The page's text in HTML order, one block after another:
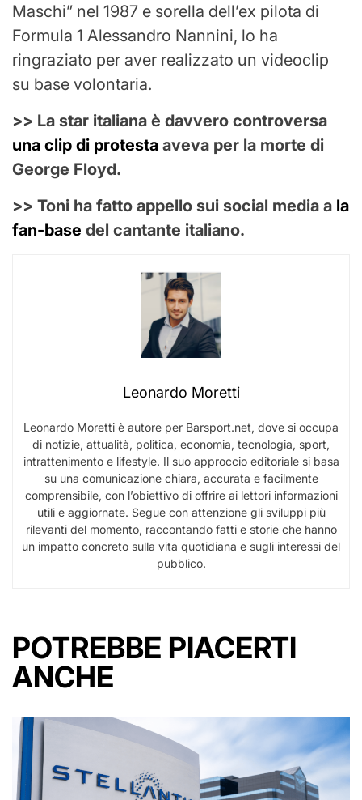
Maschi” nel 1987 e sorella dell’ex pilota di
Formula 1 Alessandro Nannini, lo ha
ringraziato per aver realizzato un videoclip
su base volontaria.
>> La star italiana è davvero controversa
una clip di protesta aveva per la morte di
George Floyd.
>> Toni ha fatto appello sui social media a la
fan-base del cantante italiano.
Leonardo Moretti
Leonardo Moretti è autore per Barsport.net, dove si occupa
di notizie, attualità, politica, economia, tecnologia, sport,
intrattenimento e lifestyle. Il suo approccio editoriale si basa
su una comunicazione chiara, accurata e facilmente
comprensibile, con l’obiettivo di offrire ai lettori informazioni
utili e aggiornate. Segue con attenzione gli sviluppi più
rilevanti del momento, raccontando fatti e storie che hanno
un impatto concreto sulla vita quotidiana e sugli interessi del
pubblico.
POTREBBE PIACERTI
ANCHE